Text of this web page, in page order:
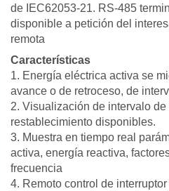
de IEC62053-21. RS-485
disponible a petición del
remota
Características
1. Energía eléctrica activa se
avance o de retroceso, de
2. Visualización de intervalo
restablecimiento disponibles.
3. Muestra en tiempo real
activa, energía reactiva,
frecuencia
4. Remoto control de interruptor